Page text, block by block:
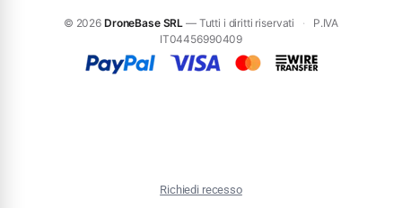
© 2026 DroneBase SRL — Tutti i diritti riservati ·
P.IVA
IT04456990409
Richiedi recesso